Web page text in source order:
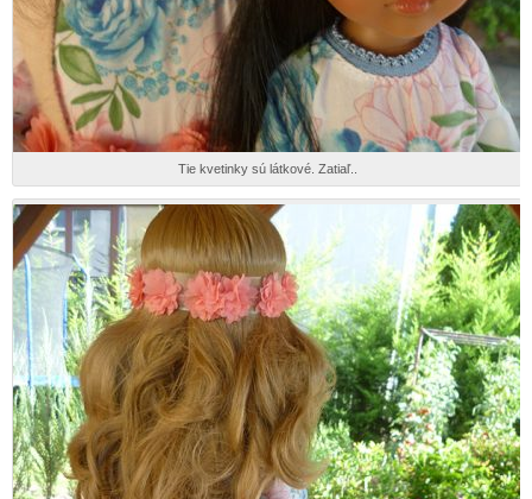
Tie kvetinky sú látkové. Zatiaľ..